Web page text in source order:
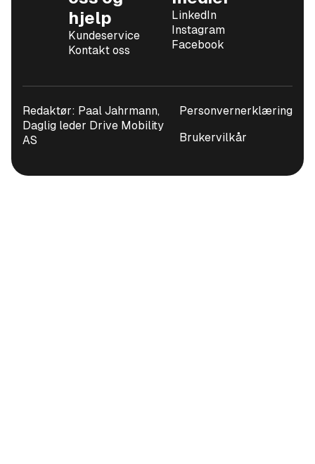
hjelp
Kundeservice
Kontakt oss
LinkedIn
Instagram
Facebook
Redaktør: Paal Jahrmann,
Daglig leder Drive Mobility
AS
Personvernerklæring
Brukervilkår